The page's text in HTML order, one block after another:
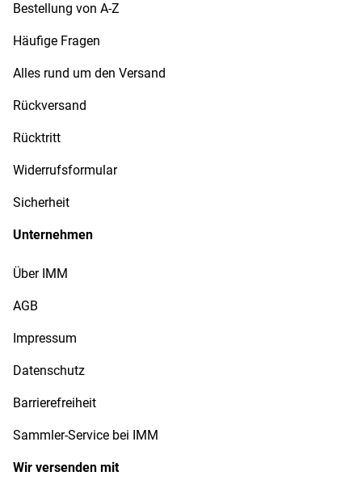
Bestellung von A-Z
Häufige Fragen
Alles rund um den Versand
Rückversand
Rücktritt
Widerrufsformular
Sicherheit
Unternehmen
Über IMM
AGB
Impressum
Datenschutz
Barrierefreiheit
Sammler-Service bei IMM
Wir versenden mit